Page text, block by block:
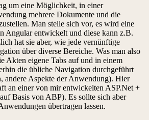
um eine Möglichkeit, in einer
mehrere Dokumente und die
Man stelle sich vor, es wird eine
Angular entwickelt und diese kann z.B.
hat sie aber, wie jede vernünftige
über diverse Bereiche. Was man also
Akten eigene Tabs auf und in einem
die übliche Navigation durchgeführt
andere Aspekte der Anwendung). Hier
an einer von mir entwickelten ASP.Net +
Basis von ABP). Es sollte sich aber
übertragen lassen.